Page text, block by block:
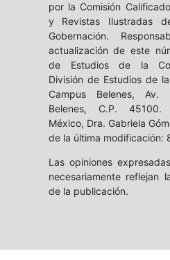
por la Comisión
y Revistas Ilustradas
Gobernación.
actualización de este
de Estudios de la
División de Estudios de
Campus Belenes, Av.
Belenes, C.P. 45100.
México, Dra. Gabriela
de la última modificación:
Las opiniones
necesariamente reflejan
de la publicación.